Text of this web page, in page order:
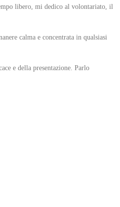
libero, mi dedico al volontariato, il
calma e concentrata in qualsiasi
e della presentazione. Parlo